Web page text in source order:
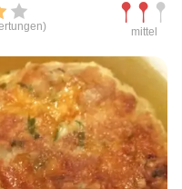
mittel